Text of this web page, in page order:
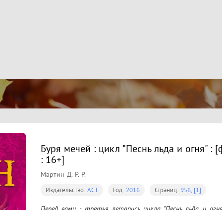
Буря мечей : цикл "Песнь льда и огня" :
: 16+]
Мартин Д. Р. Р.
Издательство: АСТ Год: 2016 Страниц: 956, [1]